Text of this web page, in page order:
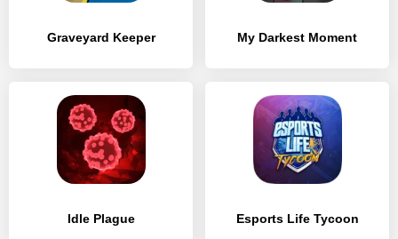
Graveyard Keeper My Darkest Moment
Idle Plague Esports Life Tycoon